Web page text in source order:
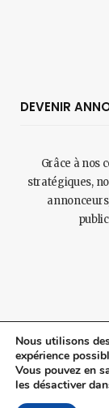
DEVENIR
Grâce à nos
stratégiques,
© 2024
Nous utilisons
expérience
Vous pouvez en
les désactiver